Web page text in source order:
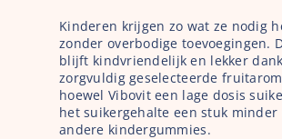
Kinderen krijgen zo wat ze nodig
zonder overbodige toevoegingen.
blijft kindvriendelijk en lekker
zorgvuldig geselecteerde
hoewel Vibovit een lage dosis
het suikergehalte een stuk minder
andere kindergummies.